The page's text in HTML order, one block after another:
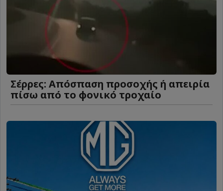
Σέρρες: Απόσπαση προσοχής ή απειρία
πίσω από το φονικό τροχαίο